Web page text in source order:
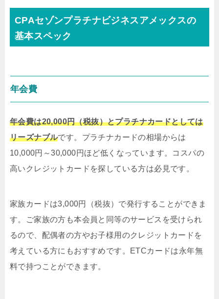
CPAセゾンプラチナビジネスアメックスの
基本スペック
年会費
年会費は20,000円（税抜）とプラチナカードとしては
リーズナブルです。プラチナカードの相場からは
10,000円～30,000円ほど低くなっています。コスパの
高いクレジットカードを探している方は必見です。
家族カードは3,000円（税抜）で発行することができま
す。ご家族の方も本会員と同等のサービスを受けられ
るので、配偶者の方やお子様用のクレジットカードを
考えている方にもおすすめです。ETCカードは永年無
料で持つことができます。